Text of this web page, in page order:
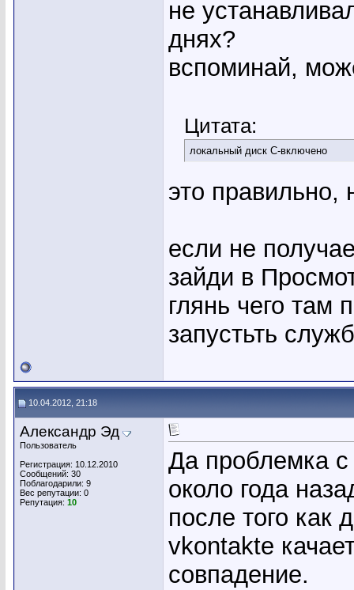
не
днях?
вспоминай,
Цитата:
локальный диск С-включено
это правильно,
если не
зайди в
глянь чего там
запустьть
10.04.2012, 21:18
Александр Эд
Пользователь
Регистрация: 10.12.2010
Сообщений: 30
Поблагодарили: 9
Вес репутации: 0
Репутация: 10
Да проблемка с
около года
после того как
vkontakte
совпадение.